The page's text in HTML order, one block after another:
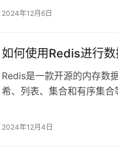
级概念，如迭代器、生成
2024年12月6日
如何使用Redis进行数
Redis是一款开源的内存数
希、列表、集合和有序集
sudo apt-get install
2024年12月4日